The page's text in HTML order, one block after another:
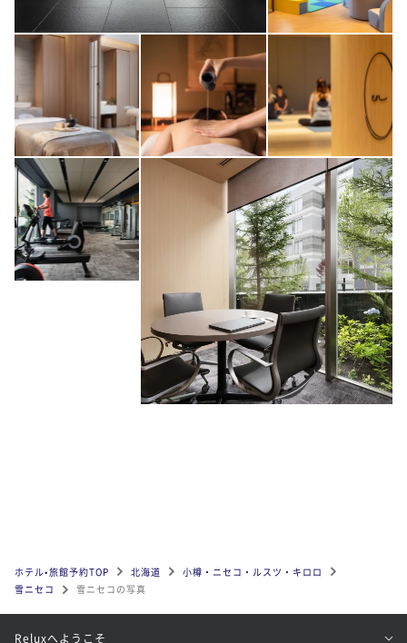
ホテル•旅館予約TOP 北海道
小樽・ニセコ・ルスツ・キロロ
雪ニセコ
雪ニセコの写真
Reluxへようこそ